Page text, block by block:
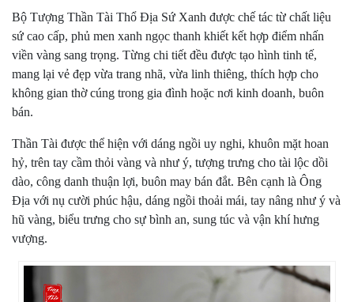
Bộ Tượng Thần Tài Thổ Địa Sứ Xanh được chế tác từ chất liệu
sứ cao cấp, phủ men xanh ngọc thanh khiết kết hợp điểm nhấn
viền vàng sang trọng. Từng chi tiết đều được tạo hình tinh tế,
mang lại vẻ đẹp vừa trang nhã, vừa linh thiêng, thích hợp cho
không gian thờ cúng trong gia đình hoặc nơi kinh doanh, buôn
bán.
Thần Tài được thể hiện với dáng ngồi uy nghi, khuôn mặt hoan
hỷ, trên tay cầm thỏi vàng và như ý, tượng trưng cho tài lộc dồi
dào, công danh thuận lợi, buôn may bán đắt. Bên cạnh là Ông
Địa với nụ cười phúc hậu, dáng ngồi thoải mái, tay nâng như ý và
hũ vàng, biểu trưng cho sự bình an, sung túc và vận khí hưng
vượng.